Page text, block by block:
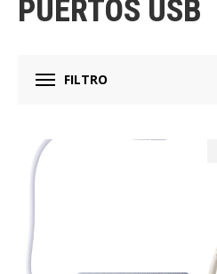
PUERTOS USB
FILTRO